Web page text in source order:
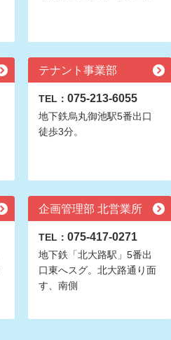
テナント事業部
TEL： 075-213-6055
地下鉄烏丸御池駅5番出口
徒歩3分。
企画管理部 北営業所
TEL： 075-417-0271
地下鉄「北大路駅」5番出
口東へスグ。北大路通り面
す、南側